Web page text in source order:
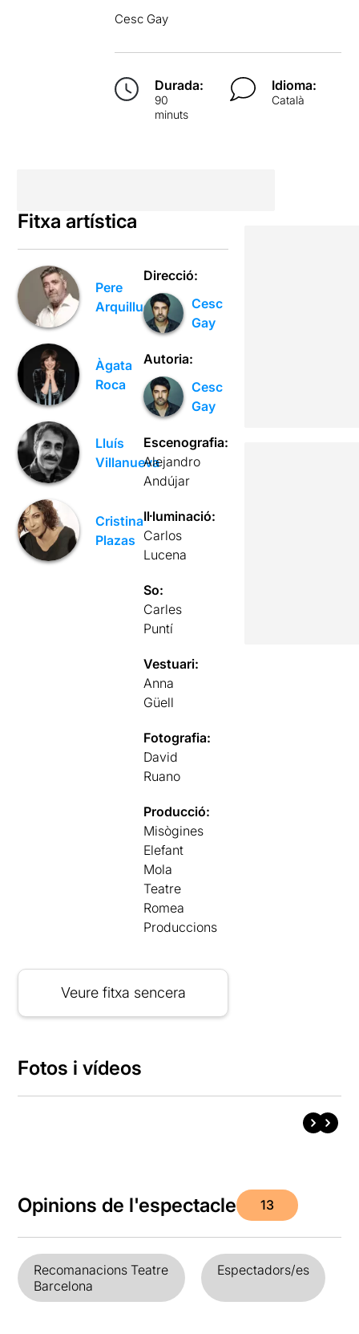
Cesc Gay
Durada:
90
minuts
Idioma:
Català
Fitxa artística
Pere
Arquillué
Àgata
Roca
Lluís
Villanueva
Cristina
Plazas
Direcció:
Cesc
Gay
Autoria:
Cesc
Gay
Escenografia:
Alejandro
Andújar
Il·luminació:
Carlos
Lucena
So:
Carles
Puntí
Vestuari:
Anna
Güell
Fotografia:
David
Ruano
Producció:
Misògines
Elefant
Mola
Teatre
Romea
Produccions
Veure fitxa sencera
Fotos i vídeos
Opinions de l'espectacle 13
Recomanacions Teatre
Barcelona
Espectadors/es